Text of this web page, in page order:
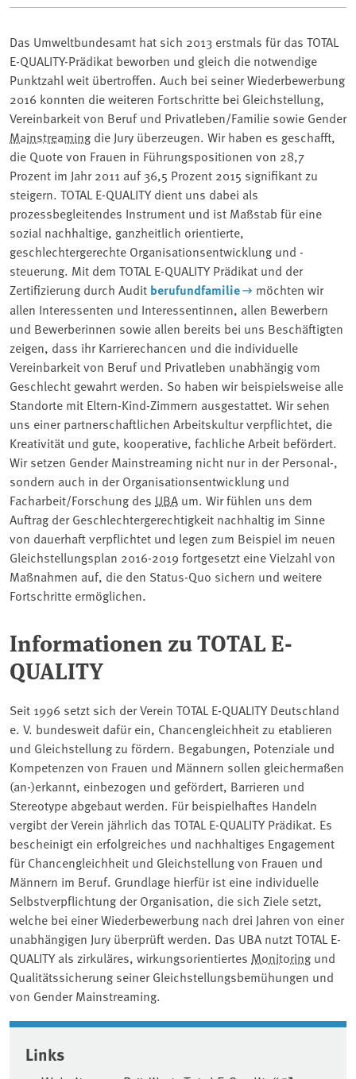
Das Umweltbundesamt hat sich 2013 erstmals für das TOTAL
E-QUALITY-Prädikat beworben und gleich die notwendige
Punktzahl weit übertroffen. Auch bei seiner Wiederbewerbung
2016 konnten die weiteren Fortschritte bei Gleichstellung,
Vereinbarkeit von Beruf und Privatleben/Familie sowie Gender
Mainstreaming die Jury überzeugen. Wir haben es geschafft,
die Quote von Frauen in Führungspositionen von 28,7
Prozent im Jahr 2011 auf 36,5 Prozent 2015 signifikant zu
steigern. TOTAL E-QUALITY dient uns dabei als
prozessbegleitendes Instrument und ist Maßstab für eine
sozial nachhaltige, ganzheitlich orientierte,
geschlechtergerechte Organisationsentwicklung und -
steuerung. Mit dem TOTAL E-QUALITY Prädikat und der
Zertifizierung durch Audit berufundfamilie
möchten wir
allen Interessenten und Interessentinnen, allen Bewerbern
und Bewerberinnen sowie allen bereits bei uns Beschäftigten
zeigen, dass ihr Karrierechancen und die individuelle
Vereinbarkeit von Beruf und Privatleben unabhängig vom
Geschlecht gewahrt werden. So haben wir beispielsweise alle
Standorte mit Eltern-Kind-Zimmern ausgestattet. Wir sehen
uns einer partnerschaftlichen Arbeitskultur verpflichtet, die
Kreativität und gute, kooperative, fachliche Arbeit befördert.
Wir setzen Gender Mainstreaming nicht nur in der Personal-,
sondern auch in der Organisationsentwicklung und
Facharbeit/Forschung des UBA um. Wir fühlen uns dem
Auftrag der Geschlechtergerechtigkeit nachhaltig im Sinne
von dauerhaft verpflichtet und legen zum Beispiel im neuen
Gleichstellungsplan 2016-2019 fortgesetzt eine Vielzahl von
Maßnahmen auf, die den Status-Quo sichern und weitere
Fortschritte ermöglichen.
Informationen zu TOTAL E-
QUALITY
Seit 1996 setzt sich der Verein TOTAL E-QUALITY Deutschland
e. V. bundesweit dafür ein, Chancengleichheit zu etablieren
und Gleichstellung zu fördern. Begabungen, Potenziale und
Kompetenzen von Frauen und Männern sollen gleichermaßen
(an-)erkannt, einbezogen und gefördert, Barrieren und
Stereotype abgebaut werden. Für beispielhaftes Handeln
vergibt der Verein jährlich das TOTAL E-QUALITY Prädikat. Es
bescheinigt ein erfolgreiches und nachhaltiges Engagement
für Chancengleichheit und Gleichstellung von Frauen und
Männern im Beruf. Grundlage hierfür ist eine individuelle
Selbstverpflichtung der Organisation, die sich Ziele setzt,
welche bei einer Wiederbewerbung nach drei Jahren von einer
unabhängigen Jury überprüft werden. Das UBA nutzt TOTAL E-
QUALITY als zirkuläres, wirkungsorientiertes Monitoring und
Qualitätssicherung seiner Gleichstellungsbemühungen und
von Gender Mainstreaming.
Associated content
Links